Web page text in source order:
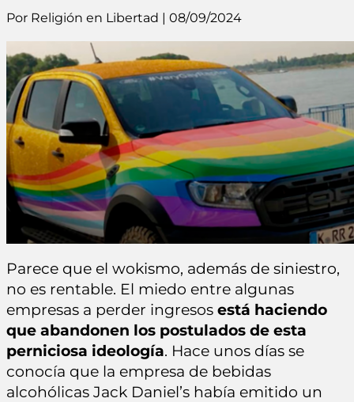
Por Religión en Libertad | 08/09/2024
Parece que el wokismo, además de siniestro,
no es rentable. El miedo entre algunas
empresas a perder ingresos está haciendo
que abandonen los postulados de esta
perniciosa ideología. Hace unos días se
conocía que la empresa de bebidas
alcohólicas Jack Daniel’s había emitido un